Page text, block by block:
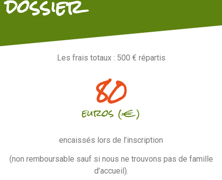
Les frais totaux : 500 € répartis
euros (€)
80
encaissés lors de l’inscription
(non remboursable sauf si nous ne trouvons pas de famille
d’accueil).